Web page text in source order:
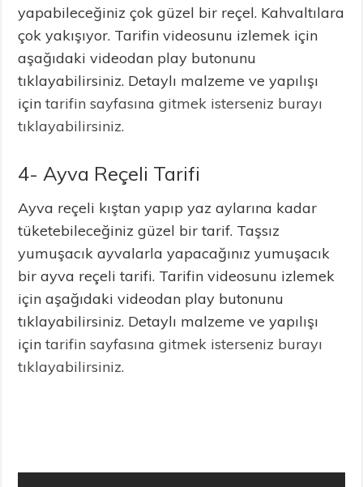
yapabileceğiniz çok güzel bir reçel. Kahvaltılara
çok yakışıyor. Tarifin videosunu izlemek için
aşağıdaki videodan play butonunu
tıklayabilirsiniz. Detaylı malzeme ve yapılışı
için tarifin sayfasına gitmek isterseniz burayı
tıklayabilirsiniz.
4- Ayva Reçeli Tarifi
Ayva reçeli kıştan yapıp yaz aylarına kadar
tüketebileceğiniz güzel bir tarif. Taşsız
yumuşacık ayvalarla yapacağınız yumuşacık
bir ayva reçeli tarifi. Tarifin videosunu izlemek
için aşağıdaki videodan play butonunu
tıklayabilirsiniz. Detaylı malzeme ve yapılışı
içintarifin sayfasına gitmek isterseniz burayı
tıklayabilirsiniz.